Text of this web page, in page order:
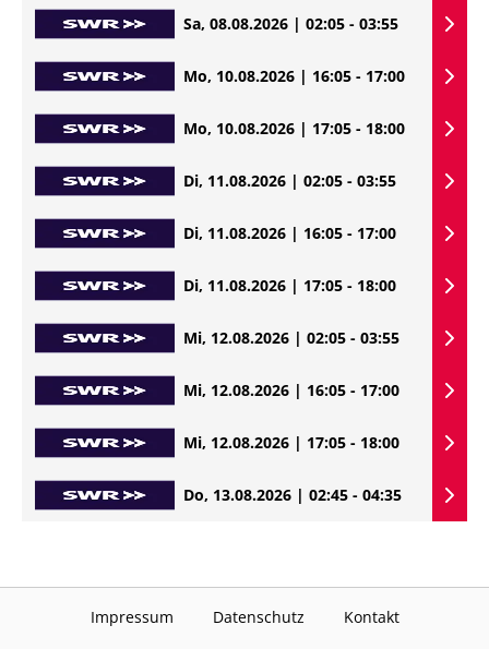
Sa, 08.08.2026 | 02:05 - 03:55
Mo, 10.08.2026 | 16:05 - 17:00
Mo, 10.08.2026 | 17:05 - 18:00
Di, 11.08.2026 | 02:05 - 03:55
Di, 11.08.2026 | 16:05 - 17:00
Di, 11.08.2026 | 17:05 - 18:00
Mi, 12.08.2026 | 02:05 - 03:55
Mi, 12.08.2026 | 16:05 - 17:00
Mi, 12.08.2026 | 17:05 - 18:00
Do, 13.08.2026 | 02:45 - 04:35
Impressum Datenschutz Kontakt